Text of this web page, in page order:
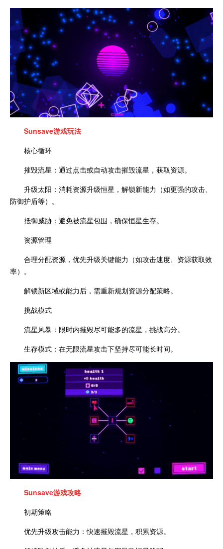
Sunsave游戏玩法
核心循环
摧毁流星：通过点击或自动攻击摧毁流星，获取资源。
升级太阳：消耗资源升级恒星，解锁新能力（如更强的攻击、
防御护盾等）。
抵御威胁：避免被流星包围，确保恒星生存。
资源管理
合理分配资源，优先升级关键能力（如攻击速度、资源获取效
率）。
解锁新区域或能力后，需重新规划资源分配策略。
挑战模式
流星风暴：限时内摧毁尽可能多的流星，挑战高分。
生存模式：在无限流星攻击下坚持尽可能长时间。
Sunsave游戏攻略
初期策略
优先升级攻击能力：快速摧毁流星，积累资源。